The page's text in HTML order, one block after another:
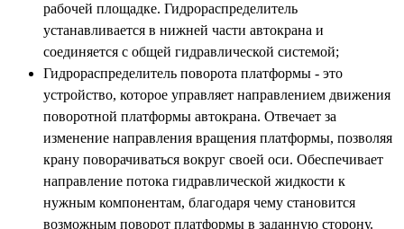
рабочей площадке. Гидрораспределитель
устанавливается в нижней части автокрана и
соединяется с общей гидравлической системой;
Гидрораспределитель поворота платформы - это
устройство, которое управляет направлением движения
поворотной платформы автокрана. Отвечает за
изменение направления вращения платформы, позволяя
крану поворачиваться вокруг своей оси. Обеспечивает
направление потока гидравлической жидкости к
нужным компонентам, благодаря чему становится
возможным поворот платформы в заданную сторону.